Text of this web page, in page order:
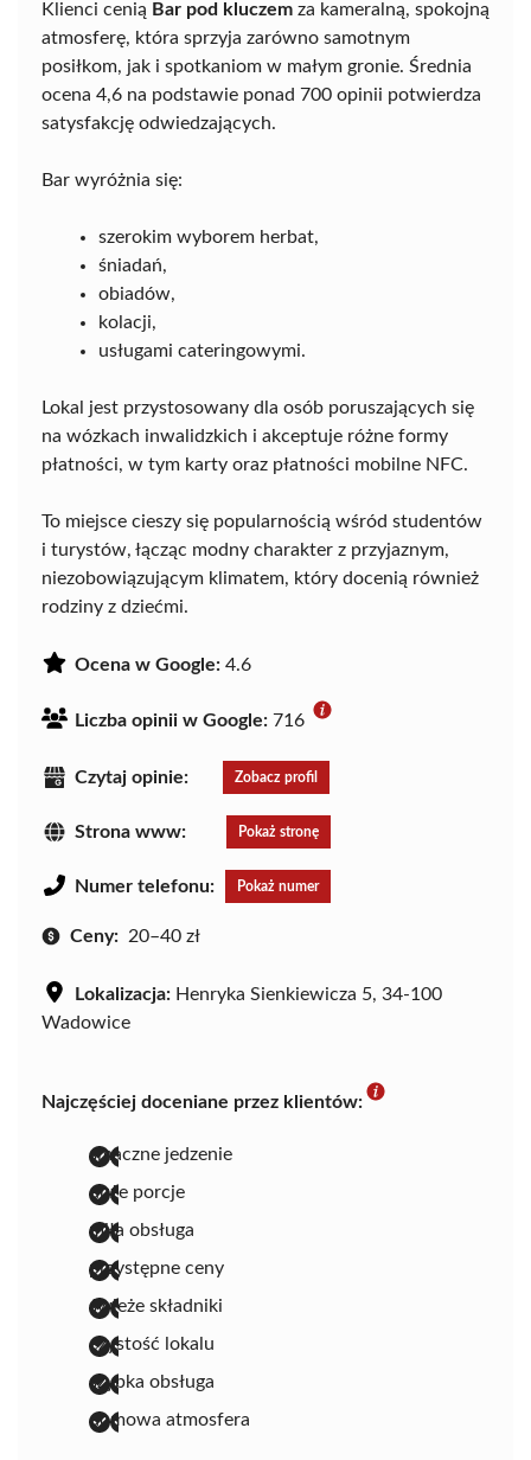
Klienci cenią Bar pod kluczem za kameralną, spokojną
atmosferę, która sprzyja zarówno samotnym
posiłkom, jak i spotkaniom w małym gronie. Średnia
ocena 4,6 na podstawie ponad 700 opinii potwierdza
satysfakcję odwiedzających.
Bar wyróżnia się:
szerokim wyborem herbat,
śniadań,
obiadów,
kolacji,
usługami cateringowymi.
Lokal jest przystosowany dla osób poruszających się
na wózkach inwalidzkich i akceptuje różne formy
płatności, w tym karty oraz płatności mobilne NFC.
To miejsce cieszy się popularnością wśród studentów
i turystów, łącząc modny charakter z przyjaznym,
niezobowiązującym klimatem, który docenią również
rodziny z dziećmi.
Ocena w Google: 4.6
Liczba opinii w Google: 716
Czytaj opinie: Zobacz profil
Strona www: Pokaż stronę
Numer telefonu: Pokaż numer
Ceny: 20–40 zł
Lokalizacja: Henryka Sienkiewicza 5, 34-100
Wadowice
Najczęściej doceniane przez klientów:
smaczne jedzenie
duże porcje
miła obsługa
przystępne ceny
świeże składniki
czystość lokalu
szybka obsługa
domowa atmosfera